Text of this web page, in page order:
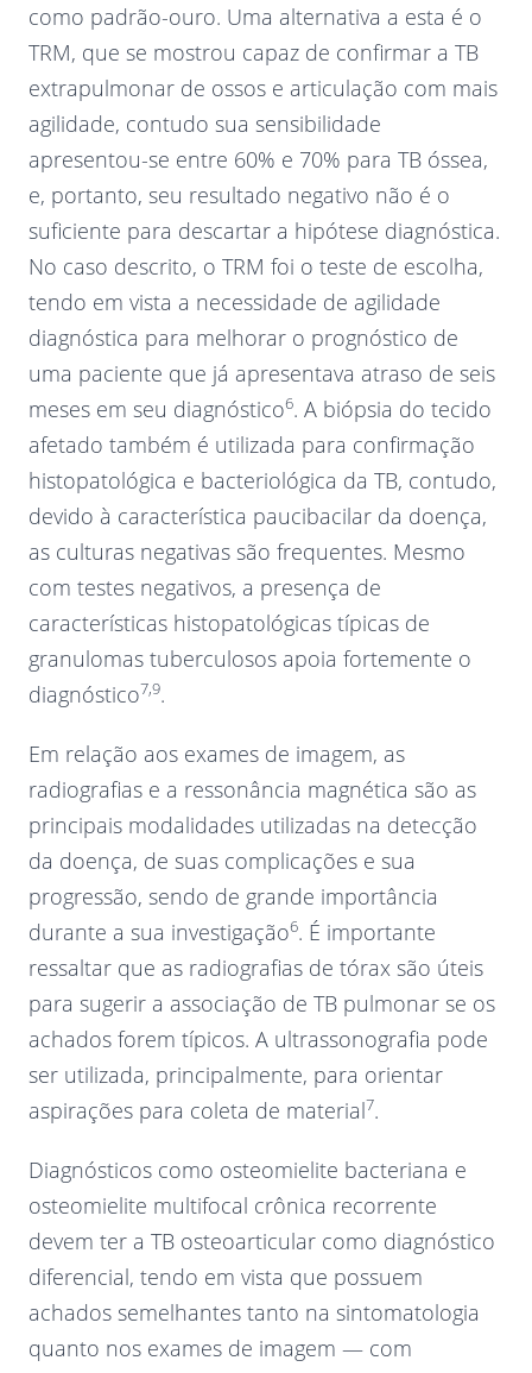
como padrão-ouro. Uma alternativa a esta é o
TRM, que se mostrou capaz de confirmar a TB
extrapulmonar de ossos e articulação com mais
agilidade, contudo sua sensibilidade
apresentou-se entre 60% e 70% para TB óssea,
e, portanto, seu resultado negativo não é o
suficiente para descartar a hipótese diagnóstica.
No caso descrito, o TRM foi o teste de escolha,
tendo em vista a necessidade de agilidade
diagnóstica para melhorar o prognóstico de
uma paciente que já apresentava atraso de seis
meses em seu diagnóstico6. A biópsia do tecido
afetado também é utilizada para confirmação
histopatológica e bacteriológica da TB, contudo,
devido à característica paucibacilar da doença,
as culturas negativas são frequentes. Mesmo
com testes negativos, a presença de
características histopatológicas típicas de
granulomas tuberculosos apoia fortemente o
diagnóstico7,9.
Em relação aos exames de imagem, as
radiografias e a ressonância magnética são as
principais modalidades utilizadas na detecção
da doença, de suas complicações e sua
progressão, sendo de grande importância
durante a sua investigação6. É importante
ressaltar que as radiografias de tórax são úteis
para sugerir a associação de TB pulmonar se os
achados forem típicos. A ultrassonografia pode
ser utilizada, principalmente, para orientar
aspirações para coleta de material7.
Diagnósticos como osteomielite bacteriana e
osteomielite multifocal crônica recorrente
devem ter a TB osteoarticular como diagnóstico
diferencial, tendo em vista que possuem
achados semelhantes tanto na sintomatologia
quanto nos exames de imagem — com